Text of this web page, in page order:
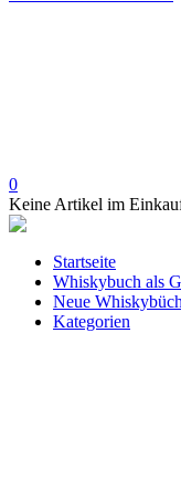
0
Keine Artikel im
Startseite
Whiskybuch als
Neue
Kategorien